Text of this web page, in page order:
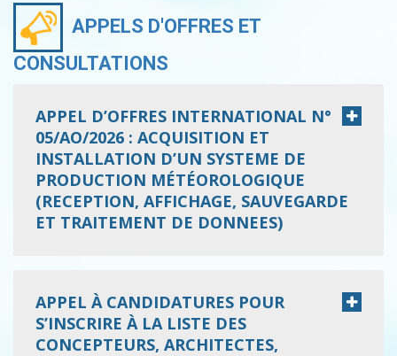
APPELS D'OFFRES ET
CONSULTATIONS
APPEL D’OFFRES INTERNATIONAL N°
05/AO/2026 : ACQUISITION ET
INSTALLATION D’UN SYSTEME DE
PRODUCTION MÉTÉOROLOGIQUE
(RECEPTION, AFFICHAGE, SAUVEGARDE
ET TRAITEMENT DE DONNEES)
APPEL À CANDIDATURES POUR
S’INSCRIRE À LA LISTE DES
CONCEPTEURS, ARCHITECTES,